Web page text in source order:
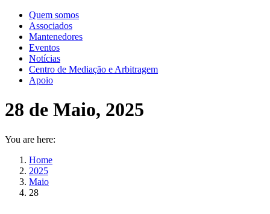
Quem somos
Associados
Mantenedores
Eventos
Notícias
Centro de Mediação e Arbitragem
Apoio
28 de Maio, 2025
You are here:
Home
2025
Maio
28